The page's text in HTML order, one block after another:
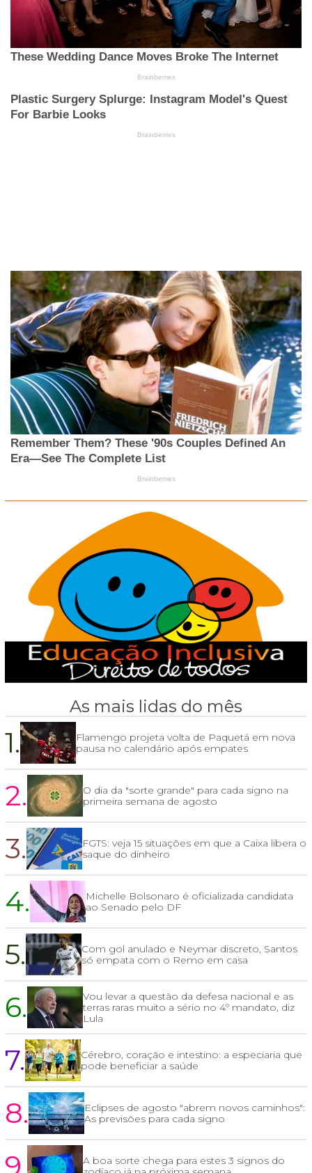
As mais lidas do mês
1.
Flamengo projeta volta de Paquetá em nova
pausa no calendário após empates
2.
O dia da "sorte grande" para cada signo na
primeira semana de agosto
3.
FGTS: veja 15 situações em que a Caixa libera o
saque do dinheiro
4.
Michelle Bolsonaro é oficializada candidata
ao Senado pelo DF
5.
Com gol anulado e Neymar discreto, Santos
só empata com o Remo em casa
6.
Vou levar a questão da defesa nacional e as
terras raras muito a sério no 4º mandato, diz
Lula
7.
Cérebro, coração e intestino: a especiaria que
pode beneficiar a saúde
8.
Eclipses de agosto "abrem novos caminhos":
As previsões para cada signo
9.
A boa sorte chega para estes 3 signos do